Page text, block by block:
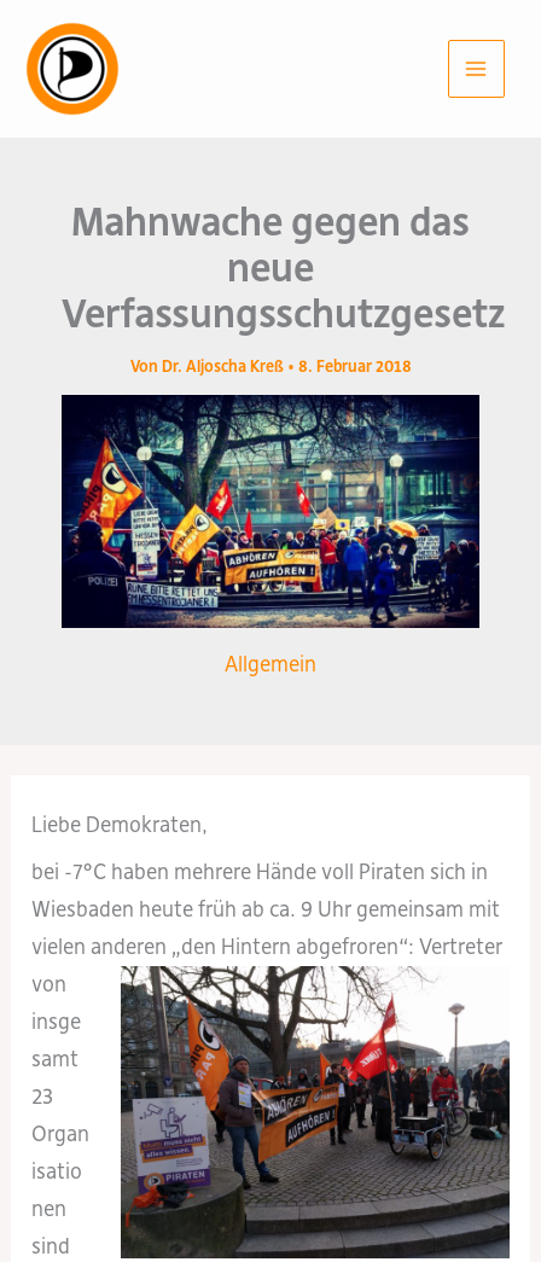
Inhalt
springen
Mahnwache gegen das
neue
Verfassungsschutzgesetz
Von Dr. Aljoscha Kreß • 8. Februar 2018
Allgemein
Liebe Demokraten,
bei -7°C haben mehrere Hände voll Piraten sich in
Wiesbaden heute früh ab ca. 9 Uhr gemeinsam mit
vielen anderen „den Hintern abgefroren“: Vertreter
von
insge
samt
23
Organ
isatio
nen
sind